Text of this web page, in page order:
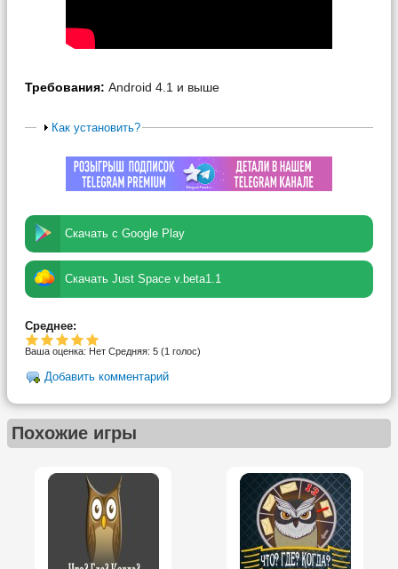
Требования: Android 4.1 и выше
Как установить?
Скачать с Google Play
Скачать Just Space v.beta1.1
Среднее:
Ваша оценка: Нет Средняя: 5 (1 голос)
Добавить комментарий
Похожие игры